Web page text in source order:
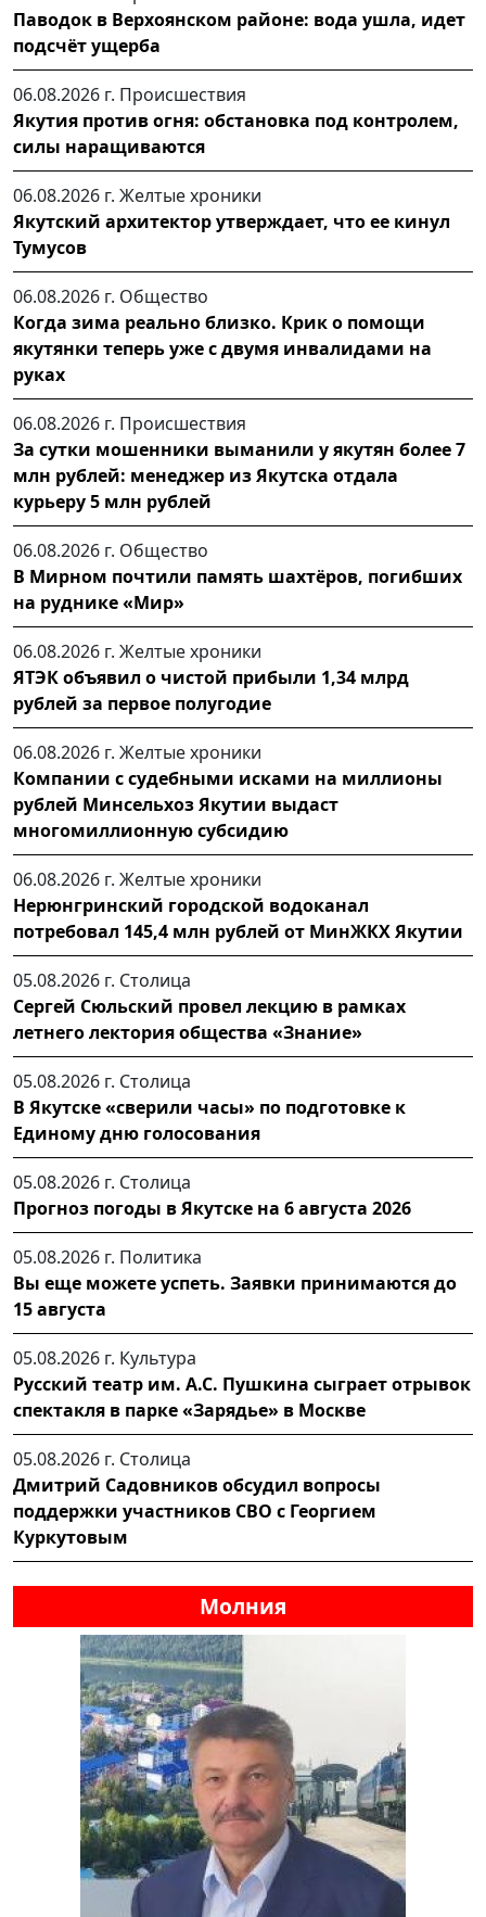
Паводок в Верхоянском районе: вода ушла, идет
подсчёт ущерба
06.08.2026 г. Происшествия
Якутия против огня: обстановка под контролем,
силы наращиваются
06.08.2026 г. Желтые хроники
Якутский архитектор утверждает, что ее кинул
Тумусов
06.08.2026 г. Общество
Когда зима реально близко. Крик о помощи
якутянки теперь уже с двумя инвалидами на
руках
06.08.2026 г. Происшествия
За сутки мошенники выманили у якутян более 7
млн рублей: менеджер из Якутска отдала
курьеру 5 млн рублей
06.08.2026 г. Общество
В Мирном почтили память шахтёров, погибших
на руднике «Мир»
06.08.2026 г. Желтые хроники
ЯТЭК объявил о чистой прибыли 1,34 млрд
рублей за первое полугодие
06.08.2026 г. Желтые хроники
Компании с судебными исками на миллионы
рублей Минсельхоз Якутии выдаст
многомиллионную субсидию
06.08.2026 г. Желтые хроники
Нерюнгринский городской водоканал
потребовал 145,4 млн рублей от МинЖКХ Якутии
05.08.2026 г. Столица
Сергей Сюльский провел лекцию в рамках
летнего лектория общества «Знание»
05.08.2026 г. Столица
В Якутске «сверили часы» по подготовке к
Единому дню голосования
05.08.2026 г. Столица
Прогноз погоды в Якутске на 6 августа 2026
05.08.2026 г. Политика
Вы еще можете успеть. Заявки принимаются до
15 августа
05.08.2026 г. Культура
Русский театр им. А.С. Пушкина сыграет отрывок
спектакля в парке «Зарядье» в Москве
05.08.2026 г. Столица
Дмитрий Садовников обсудил вопросы
поддержки участников СВО с Георгием
Куркутовым
Молния